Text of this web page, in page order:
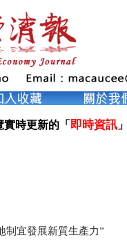
時更新的「 即時資訊
制宜發展新質生產力”